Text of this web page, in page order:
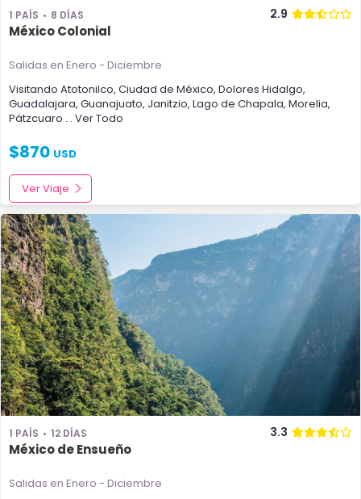
1 PAÍS 8 DÍAS 2.9
México Colonial
Salidas en Enero - Diciembre
Visitando Atotonilco, Ciudad de México, Dolores Hidalgo,
Guadalajara, Guanajuato, Janitzio, Lago de Chapala, Morelia,
Pátzcuaro ... Ver Todo
$870 USD
Ver Viaje
1 PAÍS 12 DÍAS 3.3
México de Ensueño
Salidas en Enero - Diciembre